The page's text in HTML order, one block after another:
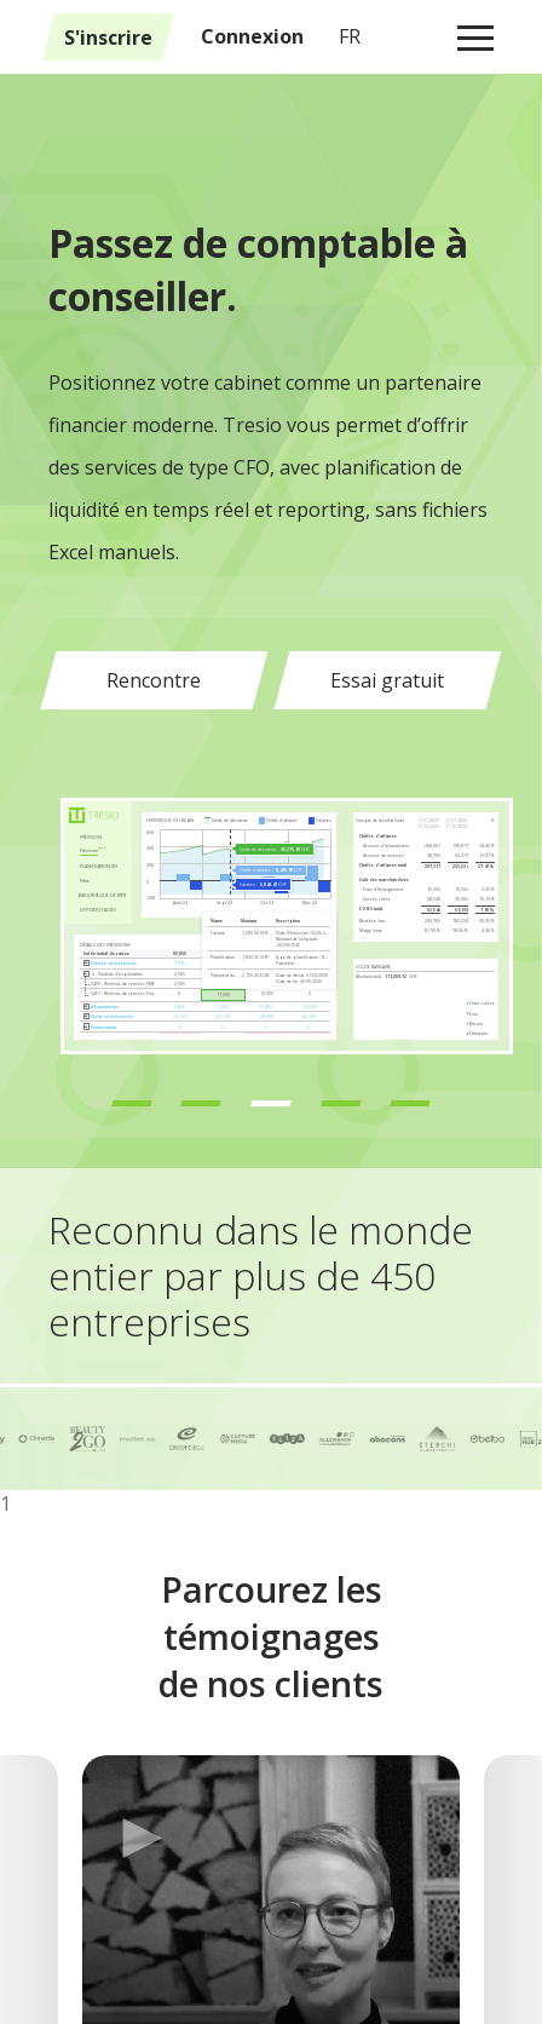
S'inscrire Connexion FR
Passez de comptable à
conseiller.
Positionnez votre cabinet comme un partenaire
financier moderne. Tresio vous permet d’offrir
des services de type CFO, avec planification de
liquidité en temps réel et reporting, sans fichiers
Excel manuels.
Rencontre Essai gratuit
PRÉVISION
Prévision
PLANIFICATION RH
Prêts
BIBLIOTHÈQUE DE MÉTRIQUES
OFFICIER D’ACCÈS
HISTORIQUE DU BILAN Solde de trésorerie Chiffre d’affaires
Salaires
60K
40K
20K
0
Solde de trésorerie:38,275.09 CHF
Chiffre d’affaires: 8,415.09 CHF
Salaires:6,849.47 CHF
-20K
Août 24 Sept 24 Oct 24 Nov 24
DÉTAILS DES PRÉVISIONS
Solde initial de caisse
55,855 40,625 41,730
41,285
Entrées de trésorerie
7,895
3 - Produits d’exploitation
2,000 17,000
4,000
3400 - Revenus de services PME
2,000
4,000
3401 - Revenus de services Grandes Entreprises
17,000 12,000
Abonnements 5,895 7,252 10,952
14,374
Sortie de trésorerie
-23,125 -27,147 -28,396
-33,196
Financement
0 0 0
0
Name Montant
Description
Facture
-1,200.00 CHF
Montant de la facture:
-30,000 CHF
Planification
-1,833.35 CHF
Paiement
-2,100.40 EUR
Date de début: 01.03.2025
Date de fin: 20.05.2025
Compte de résultat SaaS
01.01.2025
31.12.2025
01.01.2024
31.12.2024
%
Chiffre d’affaires
Revenus d’abonnement
268,561 199,817
34.40%
Revenus de services
28,750 33,417
-13.97%
Chiffre d’affaires total
297,311 233,234 27.47%
Coût des marchandises
Frais d’hébergement
15,000 15,000
0.00%
Succès client
38,546 35,000
10.13%
COGS total
53,546 50,000
7.09%
Bénéfice brut
243,765 183,234
33.03%
Marge brute
81.99% 78.56% 4.36%
SOLDE BANCAIRE
Montant total: 110,259.12 CHF
Franc suisse
Euro
Bitcoin
Ethereum
Reconnu dans le monde
entier par plus de 450
entreprises
1
Parcourez les
témoignages
de nos clients
►